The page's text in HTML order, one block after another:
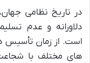
در تاریخ نظامی
دلاورانه و عدم
است. از زمان تأسیس
های مختلف با